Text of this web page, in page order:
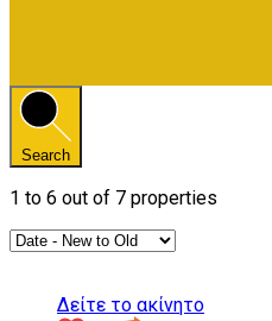
Search
1 to 6 out of 7 properties
Δείτε το ακίνητο